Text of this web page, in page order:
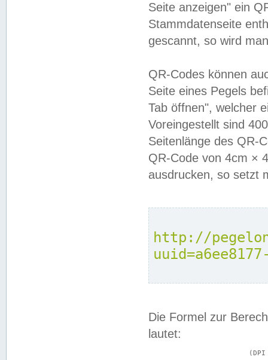
Seite anzeigen" ein
Stammdatenseite
gescannt, so wird
QR-Codes können
Seite eines Pegels
Tab öffnen", welcher
Voreingestellt sind
Seitenlänge des QR-
QR-Code von 4cm ×
ausdrucken, so setzt
http://
Die Formel zur
lautet: